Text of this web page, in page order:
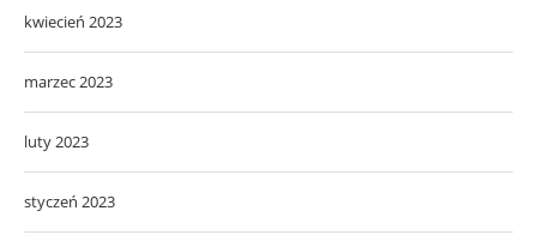
kwiecień 2023
marzec 2023
luty 2023
styczeń 2023